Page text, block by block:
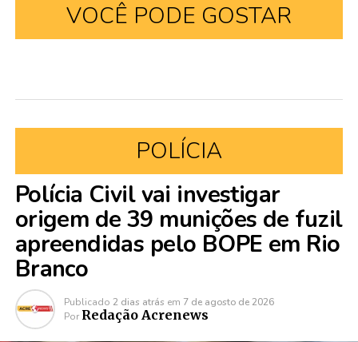
VOCÊ PODE GOSTAR
POLÍCIA
Polícia Civil vai investigar
origem de 39 munições de fuzil
apreendidas pelo BOPE em Rio
Branco
Publicado 2 dias atrás em 7 de agosto de 2026
Por Redação Acrenews